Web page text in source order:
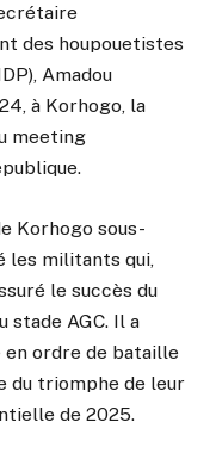
des houpouetistes
Amadou
à Korhogo, la
meeting
Korhogo sous-
militants qui,
le succès du
stade AGC. Il a
ordre de bataille
du triomphe de leur
de 2025.